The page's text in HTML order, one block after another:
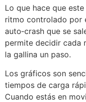
Lo que hace que
ritmo controlado por
auto‑crash que se
permite decidir cada
la gallina un paso.
Los gráficos son
tiempos de carga
Cuando estás en